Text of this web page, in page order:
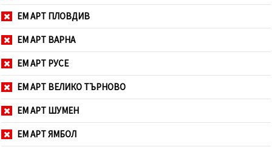
ЕМ АРТ ПЛОВДИВ
ЕМ АРТ ВАРНА
ЕМ АРТ РУСЕ
ЕМ АРТ ВЕЛИКО ТЪРНОВО
ЕМ АРТ ШУМЕН
ЕМ АРТ ЯМБОЛ